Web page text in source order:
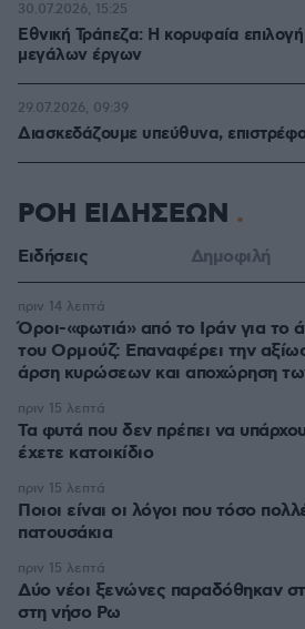
Εθνική Τράπεζα: Η κορυφαία
μεγάλων έργων
30.07.2026, 15:25
Διασκεδάζουμε υπεύθυνα,
29.07.2026, 09:39
ΡΟΗ ΕΙΔΗΣΕΩΝ
Ειδήσεις Δημοφιλή
Όροι-«φωτιά» από το Ιράν για το
του Ορμούζ: Επαναφέρει την
άρση κυρώσεων και αποχώρηση
πριν 14 λεπτά
Τα φυτά που δεν πρέπει να
έχετε κατοικίδιο
πριν 15 λεπτά
Ποιοι είναι οι λόγοι που τόσο
πατουσάκια
πριν 15 λεπτά
Δύο νέοι ξενώνες παραδόθηκαν
στη νήσο Ρω
πριν 15 λεπτά